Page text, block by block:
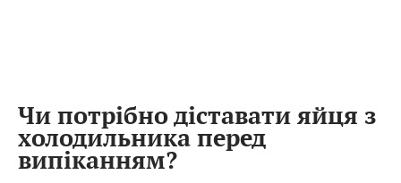
Чи потрібно діставати яйця з
холодильника перед
випіканням?